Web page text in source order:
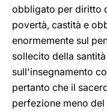
obbligato per diritto
povertà, castità e
enormemente sul
sollecito della
sull'insegnamento
pertanto che il
perfezione meno